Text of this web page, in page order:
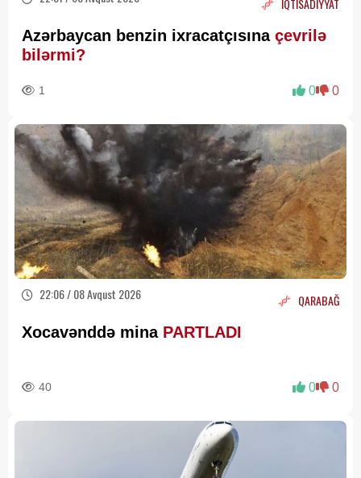
Azərbaycan benzin ixracatçısınaçevrilə
bilərmi?
1 0 0
22:06 / 08 Avqust 2026 QARABAĞ
Xocavənddə mina PARTLADI
40 0 0